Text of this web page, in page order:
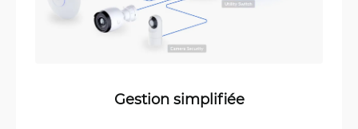
Gestion simplifiée